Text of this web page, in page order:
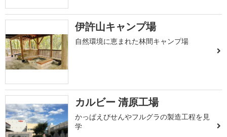
伊許山キャンプ場
自然環境に恵まれた林間キャンプ場
カルビー 清原工場
かっぱえびせんやフルグラの製造工程を見
学